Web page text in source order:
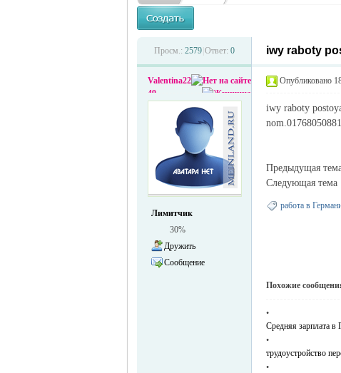
Русская
жизнь и
› › ›
Просм.: 2579 Ответ: 0 iwy raboty
Valentina22
49
Лимитчик
30%
Дружить
Сообщение
Опубликовано
iwy raboty
Предыдущая
Следующая тема
работа в
Похожие
•
Средняя зарплата в
•
трудоустройство
•